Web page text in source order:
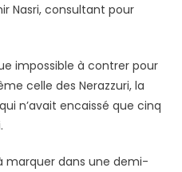
Nasri, consultant pour
impossible à contrer pour
celle des Nerazzuri, la
n’avait encaissé que cinq
marquer dans une demi-